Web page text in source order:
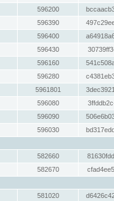
596200
596390
596400
596430
596160
596280
5961801
596080
596090
596030
582660
582670
581020